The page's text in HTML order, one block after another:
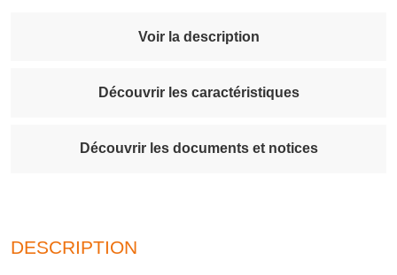
Voir la description
Découvrir les caractéristiques
Découvrir les documents et notices
DESCRIPTION